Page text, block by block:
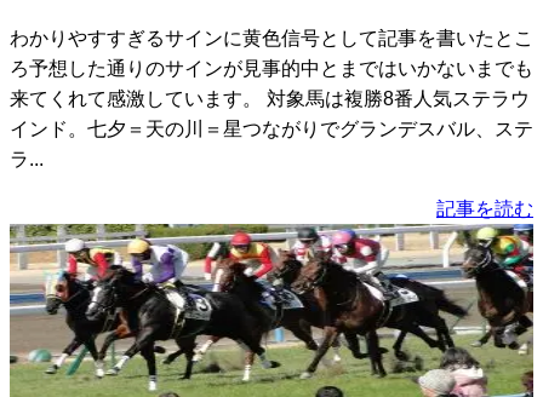
わかりやすすぎるサインに黄色信号として記事を書いたとこ
ろ予想した通りのサインが見事的中とまではいかないまでも
来てくれて感激しています。 対象馬は複勝8番人気ステラウ
インド。七夕＝天の川＝星つながりでグランデスバル、ステ
ラ...
記事を読む